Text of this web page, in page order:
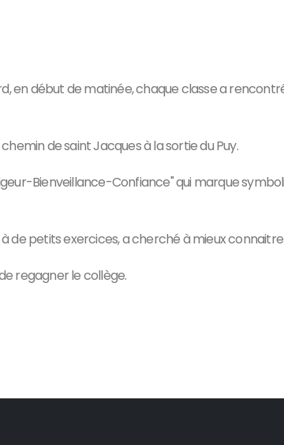
en début de matinée, chaque classe a
de saint Jacques à la sortie du Puy.
Bienveillance-Confiance" qui marque
de petits exercices, a cherché à mieux
regagner le collège.